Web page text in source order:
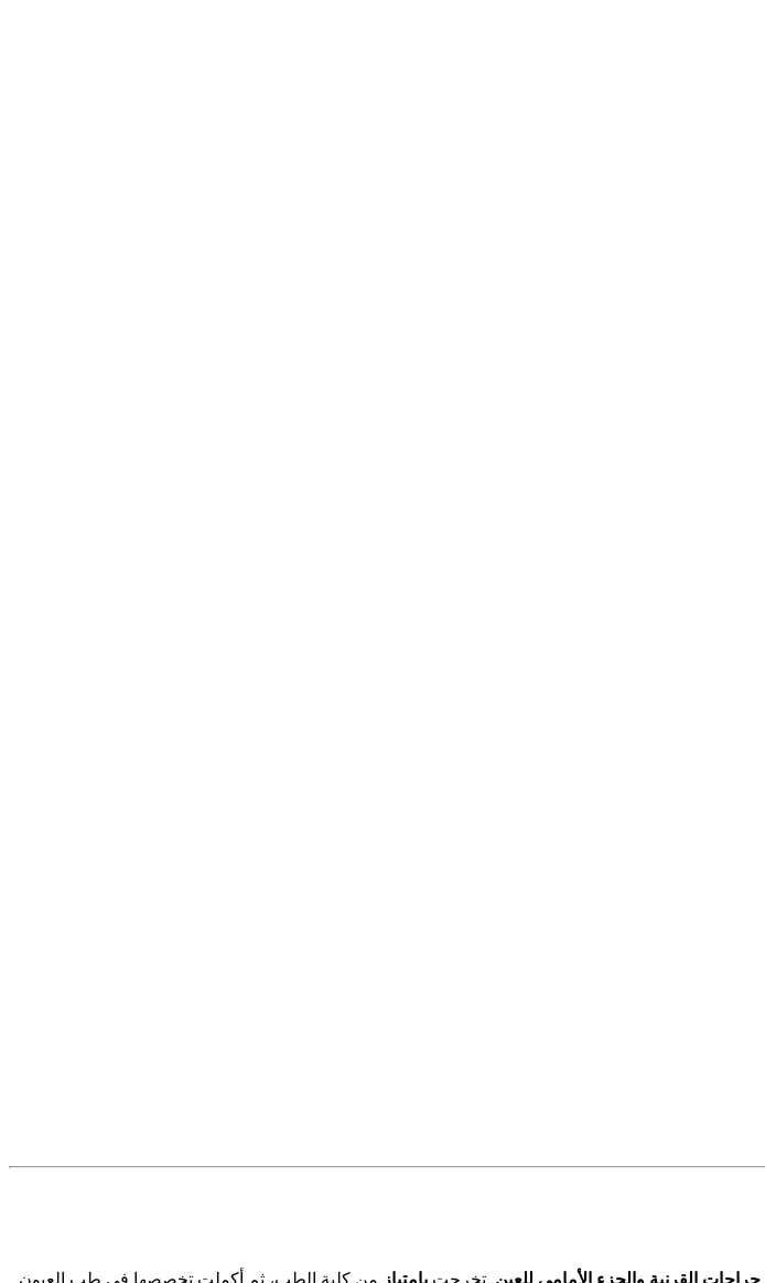
جراحات القرنية والجزء الأمامي للعين. تخرجت بامتياز من كلية الطب، ثم أكملت تخصصها في طب العيون